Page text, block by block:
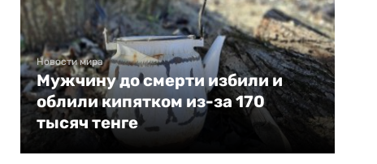
Новости мира
Мужчину до смерти избили и
облили кипятком из-за 170
тысяч тенге